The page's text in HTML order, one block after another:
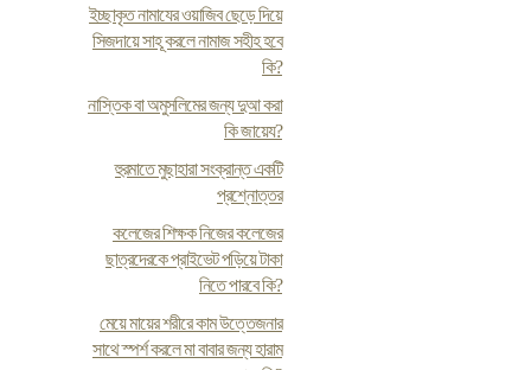
ইচ্ছাকৃত নামাযের ওয়াজিব ছেড়ে দিয়ে
সিজদায়ে সাহূ করলে নামাজ সহীহ হবে
কি?
নাস্তিক বা অমুসলিমের জন্য দুআ করা
কি জায়েয?
হুরমাতে মুছাহারা সংক্রান্ত একটি
প্রশ্নোত্তর
কলেজের শিক্ষক নিজের কলেজের
ছাত্রদেরকে প্রাইভেট পড়িয়ে টাকা
নিতে পারবে কি?
মেয়ে মায়ের শরীরে কাম উত্তেজনার
সাথে স্পর্শ করলে মা বাবার জন্য হারাম